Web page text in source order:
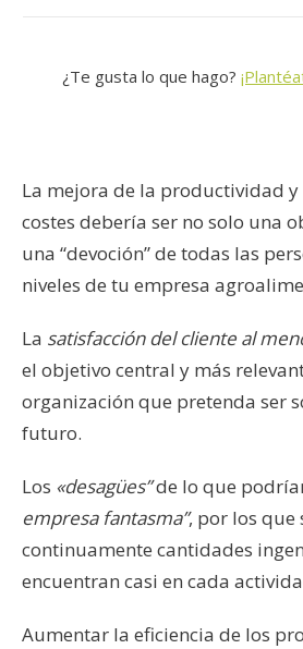
¿Te gusta lo que hago?
La mejora de la productividad
costes debería ser no solo una
una “devoción” de todas las
niveles de tu empresa
La satisfacción del cliente al
el objetivo central y más
organización que pretenda ser
futuro.
Los «desagües”de lo que
empresa fantasma”, por los que
continuamente cantidades
encuentran casi en cada
Aumentar la eficiencia de los